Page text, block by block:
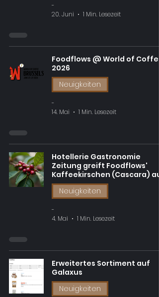
-
20. Juni
1 Min. Lesezeit
Foodflows @ World of Coffee
2026
Neuigkeiten
-
14. Mai
1 Min. Lesezeit
Hotellerie Gastronomie
Zeitung greift Foodflows'
Kaffeekirschen (Cascara)
Neuigkeiten
-
4. Mai
1 Min. Lesezeit
Erweitertes Sortiment auf
Galaxus
Neuigkeiten